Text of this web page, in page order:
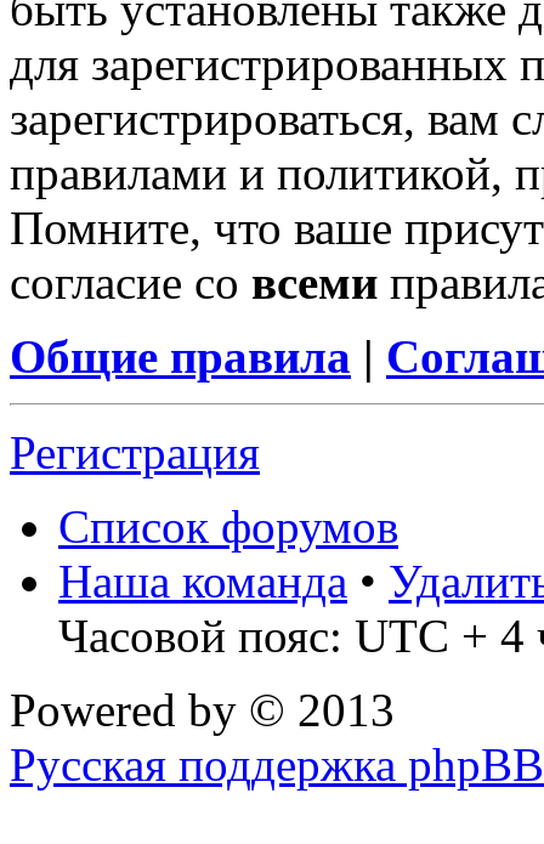
для зарегистрированных
зарегистрироваться, вам
правилами и политикой,
Помните, что ваше
согласие со всеми
Общие правила |
Регистрация
Список форумов
Наша команда •
Часовой пояс: UTC + 4
Powered by © 2013
Русская поддержка phpBB